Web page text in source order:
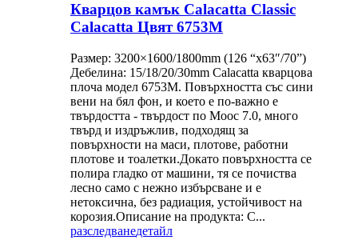
Кварцов камък Calacatta Classic
Calacatta Цвят 6753M
Размер: 3200×1600/1800mm (126 “x63″/70”)
Дебелина: 15/18/20/30mm Calacatta кварцова
плоча модел 6753M. Повърхността със сини
вени на бял фон, и което е по-важно е
твърдостта - твърдост по Моос 7.0, много
твърд и издръжлив, подходящ за
повърхности на маси, плотове, работни
плотове и тоалетки.Докато повърхността се
полира гладко от машини, тя се почиства
лесно само с нежно избърсване и е
нетоксична, без радиация, устойчивост на
корозия.Описание на продукта: C...
разследванедетайл